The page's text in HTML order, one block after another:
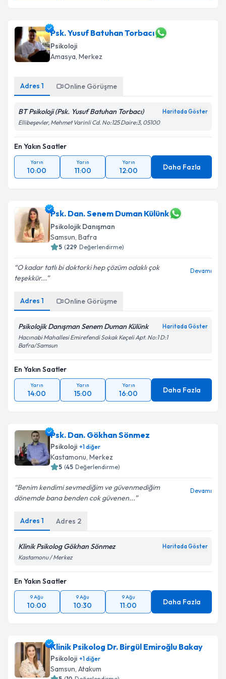
Psk. Yusuf Batuhan Torbacı
Psikoloji
Amasya, Merkez
Adres 1 Online Görüşme
BT Psikoloji (Psk. Yusuf Batuhan Torbacı) Haritada Göster
Ellibeşevler, Mehmet Varinli Cd. No:125 Daire:3, 05100
En Yakın Saatler
Yarın
10:00
Yarın
11:00
Yarın
12:00 Daha Fazla
Psk. Dan. Senem Duman Külünk
Psikolojik Danışman
Samsun, Bafra
5 (229 Değerlendirme)
O kadar tatlı bi doktorki hep çözüm odaklı çok
teşekkür...
Devamı
Adres 1 Online Görüşme
Psikolojik Danışman Senem Duman Külünk Haritada Göster
Hacınabi Mahallesi Emirefendi Sokak Keçeli Apt. No:1 D:1
Bafra/Samsun
En Yakın Saatler
Yarın
14:00
Yarın
15:00
Yarın
16:00 Daha Fazla
Psk. Dan. Gökhan Sönmez
Psikoloji +1diğer
Kastamonu, Merkez
5 (45 Değerlendirme)
Benim kendimi sevmediğim ve güvenmediğim
dönemde bana benden cok güvenen...
Devamı
Adres 1 Adres 2
Klinik Psikolog Gökhan Sönmez Haritada Göster
Kastamonu / Merkez
En Yakın Saatler
9 Ağu
10:00
9 Ağu
10:30
9 Ağu
11:00 Daha Fazla
Klinik Psikolog Dr. Birgül Emiroğlu Bakay
Psikoloji +1diğer
Samsun, Atakum